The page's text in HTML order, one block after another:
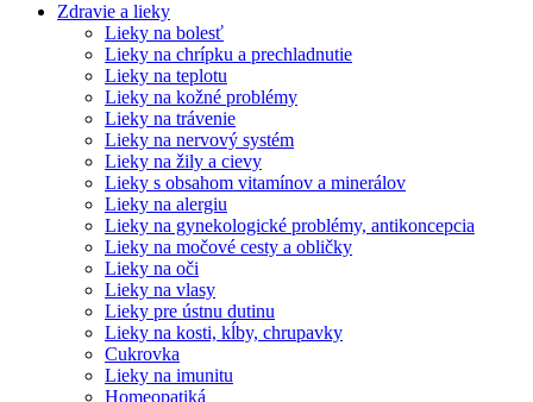
Zdravie a lieky
Lieky na bolesť
Lieky na chrípku a prechladnutie
Lieky na teplotu
Lieky na kožné problémy
Lieky na trávenie
Lieky na nervový systém
Lieky na žily a cievy
Lieky s obsahom vitamínov a minerálov
Lieky na alergiu
Lieky na gynekologické problémy, antikoncepcia
Lieky na močové cesty a obličky
Lieky na oči
Lieky na vlasy
Lieky pre ústnu dutinu
Lieky na kosti, kĺby, chrupavky
Cukrovka
Lieky na imunitu
Homeopatiká